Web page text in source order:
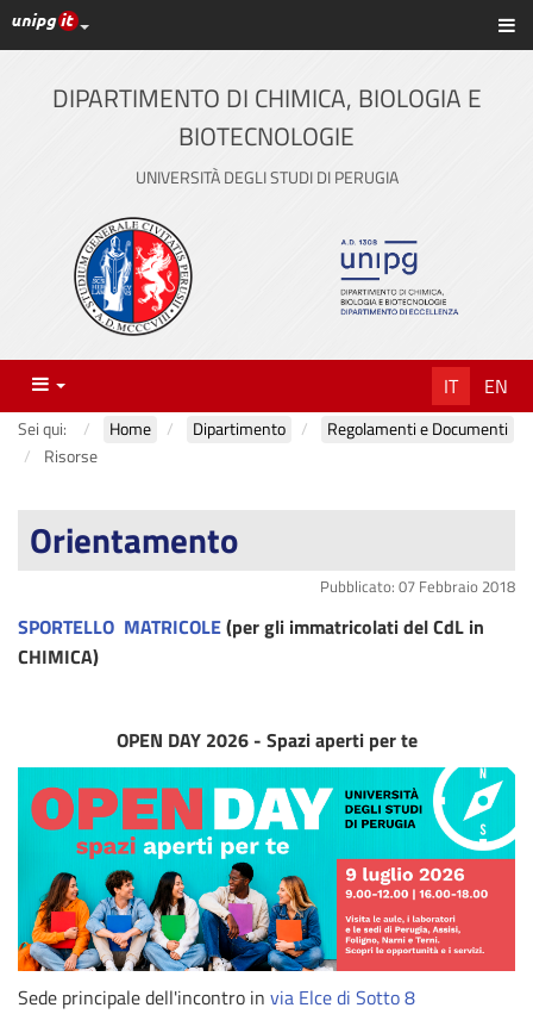
Vai
al
contenuto
principale
Link ai principali servizi web di Ateneo
DIPARTIMENTO DI CHIMICA, BIOLOGIA E
BIOTECNOLOGIE
UNIVERSITÀ DEGLI STUDI DI PERUGIA
Menu IT EN
Sei qui: Home Dipartimento
Regolamenti e Documenti
Risorse
Orientamento
Pubblicato: 07 Febbraio 2018
SPORTELLO MATRICOLE(per gli immatricolati del CdL in
CHIMICA)
OPEN DAY 2026 - Spazi aperti per te
Sede principale dell'incontro in via Elce di Sotto 8